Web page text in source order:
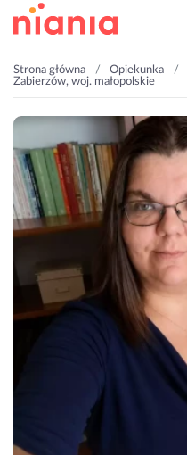
Strona główna Opiekunka
Zabierzów, woj. małopolskie